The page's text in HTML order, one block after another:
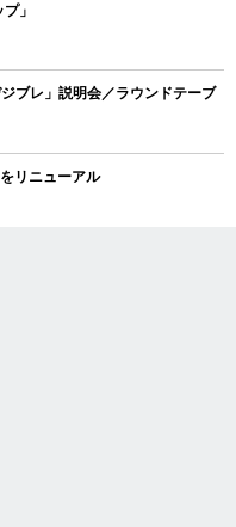
」
ブレ」説明会／ラウンドテーブ
リニューアル